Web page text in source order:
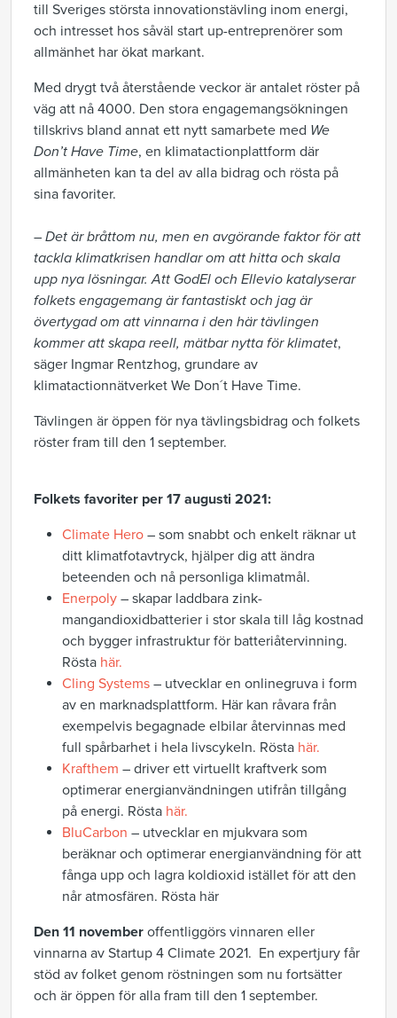
till Sveriges största innovationstävling inom energi,
och intresset hos såväl start up-entreprenörer som
allmänhet har ökat markant.
Med drygt två återstående veckor är antalet röster på
väg att nå 4000. Den stora engagemangsökningen
tillskrivs bland annat ett nytt samarbete med We
Don’t Have Time, en klimatactionplattform där
allmänheten kan ta del av alla bidrag och rösta på
sina favoriter.
– Det är bråttom nu, men en avgörande faktor för att
tackla klimatkrisen handlar om att hitta och skala
upp nya lösningar. Att GodEl och Ellevio katalyserar
folkets engagemang är fantastiskt och jag är
övertygad om att vinnarna i den här tävlingen
kommer att skapa reell, mätbar nytta för klimatet,
säger Ingmar Rentzhog, grundare av
klimatactionnätverket We Don´t Have Time.
Tävlingen är öppen för nya tävlingsbidrag och folkets
röster fram till den 1 september.
Folkets favoriter per 17 augusti 2021:
Climate Hero – som snabbt och enkelt räknar ut
ditt klimatfotavtryck, hjälper dig att ändra
beteenden och nå personliga klimatmål.
Enerpoly – skapar laddbara zink-
mangandioxidbatterier i stor skala till låg kostnad
och bygger infrastruktur för batteriåtervinning.
Rösta här.
Cling Systems – utvecklar en onlinegruva i form
av en marknadsplattform. Här kan råvara från
exempelvis begagnade elbilar återvinnas med
full spårbarhet i hela livscykeln. Rösta här.
Krafthem – driver ett virtuellt kraftverk som
optimerar energianvändningen utifrån tillgång
på energi. Rösta här.
BluCarbon – utvecklar en mjukvara som
beräknar och optimerar energianvändning för att
fånga upp och lagra koldioxid istället för att den
når atmosfären. Rösta här
Den 11 november offentliggörs vinnaren eller
vinnarna av Startup 4 Climate 2021. En expertjury får
stöd av folket genom röstningen som nu fortsätter
och är öppen för alla fram till den 1 september.